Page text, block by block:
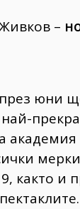
–
юни
академия
както и